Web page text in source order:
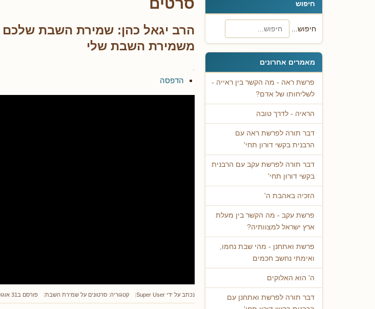
חיפוש
חיפוש...
מאמרים אחרונים
פרשת ראה - מה הקשר בין ראייה -
לשליחותו של אדם?
הראיה - לדרך טובה
דבר תורה לפרשת ראה עם
הרבנית בקשי דורון תחי'
דבר תורה לפרשת עקב עם הרבנית
בקשי דורון תחי'
הזכיה באהבת ה'
פרשת עקב - מה הקשר בין מעלת
ארץ ישראל למצוותיה?
פרשת ואתחנן - מהי שבת נחמו,
ואימתי נחשב חכמים
ה' הוא האלוקים
דבר תורה לפרשת ואתחנן עם
סרטים
הרב יגאל כהן: שמירת השבת שלכם
משמירת השבת שלי
הדפסה
נכתב על ידי Super User קטגוריה: סרטונים על שמירת השבת פורסם ב31 אוגוסט 2020